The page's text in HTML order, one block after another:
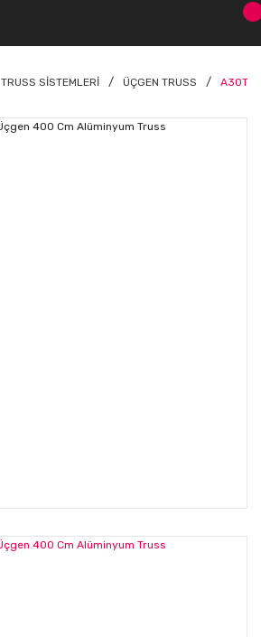
TRUSS SİSTEMLERİ ÜÇGEN TRUSS A30T